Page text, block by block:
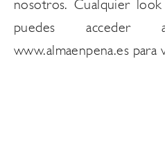
nosotros. Cualquier
puedes
www.almaenpena.es para